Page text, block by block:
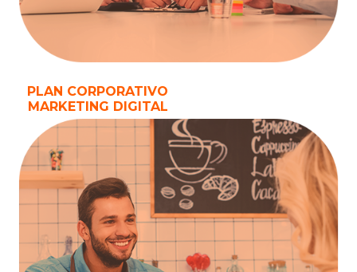
PLAN CORPORATIVO
MARKETING DIGITAL